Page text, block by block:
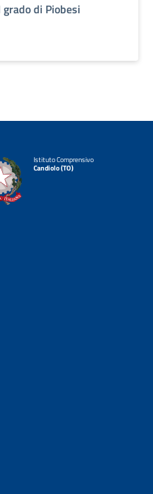
di Piobesi
Istituto Comprensivo
Candiolo (TO)